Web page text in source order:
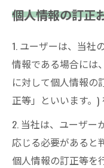
個人情報の訂正
1. ユーザーは、当社
情報である場合には
に対して個人情報の
正等」といいます。)
2. 当社は、ユーザー
応じる必要があると
個人情報の訂正等を